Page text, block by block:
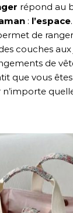
répond au
: l’espace
de
couches
de
que vous